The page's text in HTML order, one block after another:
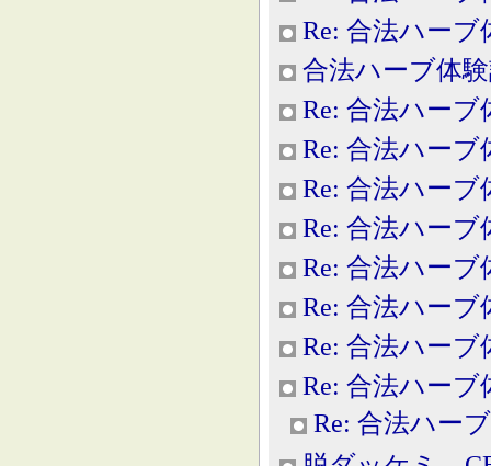
Re: 合法ハーブ
合法ハーブ体
Re: 合法ハーブ
Re: 合法ハーブ
Re: 合法ハーブ
Re: 合法ハーブ
Re: 合法ハーブ
Re: 合法ハーブ
Re: 合法ハーブ
Re: 合法ハーブ
Re: 合法ハー